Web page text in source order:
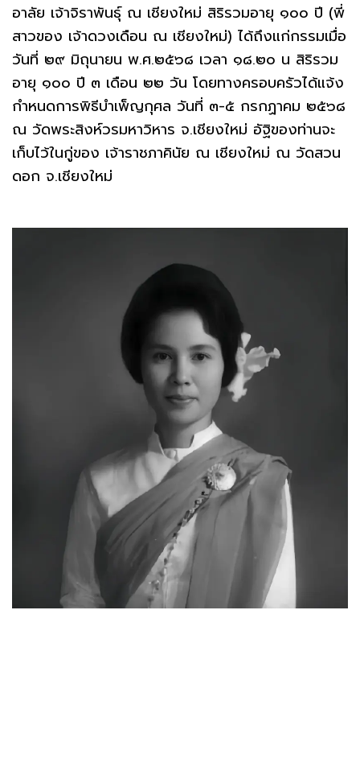
อาลัย เจ้าจิราพันธ์ุ ณ เชียงใหม่ สิริรวมอายุ ๑๐๐ ปี (พี่
สาวของ เจ้าดวงเดือน ณ เชียงใหม่) ได้ถึงแก่กรรมเมื่อ
วันที่ ๒๙ มิถุนายน พ.ศ.๒๕๖๘ เวลา ๑๘.๒๐ น สิริรวม
อายุ ๑๐๐ ปี ๓ เดือน ๒๒ วัน โดยทางครอบครัวได้แจ้ง
กำหนดการพิธีบำเพ็ญกุศล วันที่ ๓-๕ กรกฏาคม ๒๕๖๘
ณ วัดพระสิงห์วรมหาวิหาร จ.เชียงใหม่ อัฐิของท่านจะ
เก็บไว้ในกู่ของ เจ้าราชภาคินัย ณ เชียงใหม่ ณ วัดสวน
ดอก จ.เชียงใหม่